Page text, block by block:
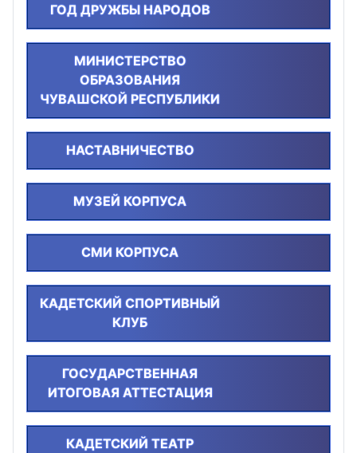
ГОД ДРУЖБЫ НАРОДОВ
МИНИСТЕРСТВО
ОБРАЗОВАНИЯ
ЧУВАШСКОЙ РЕСПУБЛИКИ
НАСТАВНИЧЕСТВО
МУЗЕЙ КОРПУСА
СМИ КОРПУСА
КАДЕТСКИЙ СПОРТИВНЫЙ
КЛУБ
ГОСУДАРСТВЕННАЯ
ИТОГОВАЯ АТТЕСТАЦИЯ
КАДЕТСКИЙ ТЕАТР